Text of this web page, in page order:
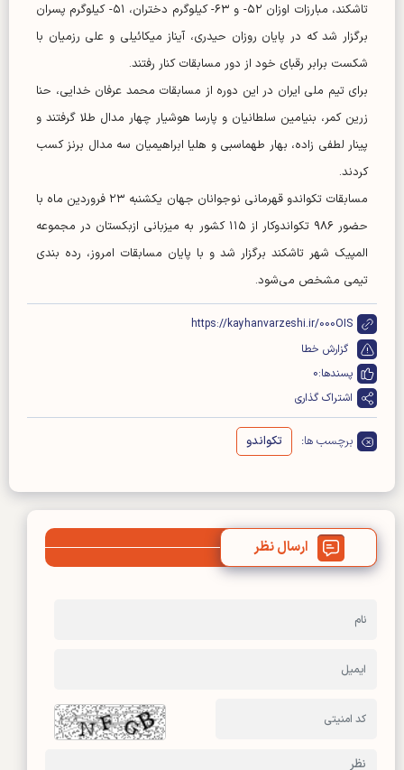
تاشکند، مبارزات اوزان ۵۲- و ۶۳- کیلوگرم دختران، ۵۱- کیلوگرم پسران
برگزار شد که در پایان روزان حیدری، آیناز میکائیلی و علی رزمیان با
شکست برابر رقبای خود از دور مسابقات کنار رفتند.
برای تیم ملی ایران در این دوره از مسابقات محمد عرفان خدایی، حنا
زرین کمر، بنیامین سلطانیان و پارسا هوشیار چهار مدال طلا گرفتند و
پینار لطفی زاده، بهار طهماسبی و هلیا ابراهیمیان سه مدال برنز کسب
کردند.
مسابقات تکواندو قهرمانی نوجوانان جهان یکشنبه ۲۳ فروردین ماه با
حضور ۹۸۶ تکواندوکار از ۱۱۵ کشور به میزبانی ازبکستان در مجموعه
المپیک شهر تاشکند برگزار شد و با پایان مسابقات امروز، رده بندی
تیمی مشخص می‌شود.
https://kayhanvarzeshi.ir/000OIS
گزارش خطا
پسندها:0
اشتراک گذاری
برچسب ها: تکواندو
ارسال نظر